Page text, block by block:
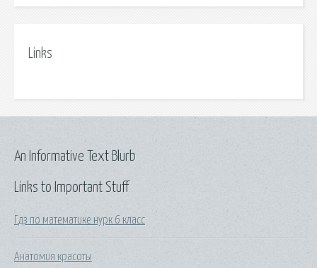
Links
Links to Important Stuff
Гдз по математике нурк 6 класс
Анатомия красоты
An Informative Text Blurb